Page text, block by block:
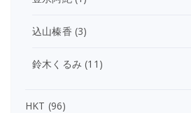
込山榛香 (3)
鈴木くるみ (11)
HKT (96)